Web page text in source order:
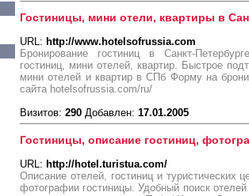
Гостиницы, мини отели, квартиры в
URL: http://www.hotelsofrussia.com
Бронирование гостиниц в Санкт-
гостиниц, мини отелей, квартир. Быстрое
мини отелей и квартир в СПб Форму на
сайта hotelsofrussia.com/ru/
Визитов: 290 Добавлен: 17.01.2005
Гостиницы, описание гостиниц,
URL: http://hotel.turistua.com/
Описание отелей, гостиниц и туристических
фотографии гостиницы. Удобный поиск